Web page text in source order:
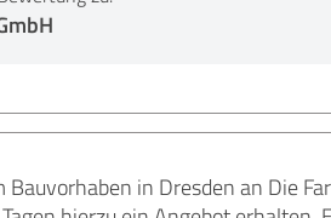
Bauvorhaben in Dresden an Die